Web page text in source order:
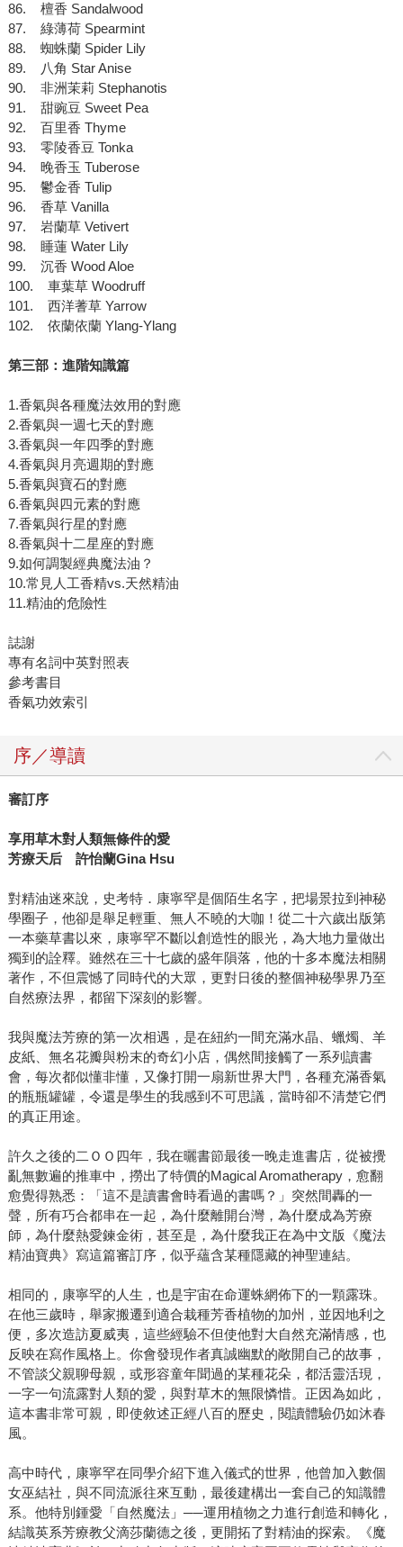
86. 檀香 Sandalwood
87. 綠薄荷 Spearmint
88. 蜘蛛蘭 Spider Lily
89. 八角 Star Anise
90. 非洲茉莉 Stephanotis
91. 甜豌豆 Sweet Pea
92. 百里香 Thyme
93. 零陵香豆 Tonka
94. 晚香玉 Tuberose
95. 鬱金香 Tulip
96. 香草 Vanilla
97. 岩蘭草 Vetivert
98. 睡蓮 Water Lily
99. 沉香 Wood Aloe
100. 車葉草 Woodruff
101. 西洋蓍草 Yarrow
102. 依蘭依蘭 Ylang-Ylang
第三部：進階知識篇
1.香氣與各種魔法效用的對應
2.香氣與一週七天的對應
3.香氣與一年四季的對應
4.香氣與月亮週期的對應
5.香氣與寶石的對應
6.香氣與四元素的對應
7.香氣與行星的對應
8.香氣與十二星座的對應
9.如何調製經典魔法油？
10.常見人工香精vs.天然精油
11.精油的危險性
誌謝
專有名詞中英對照表
參考書目
香氣功效索引
序／導讀
審訂序
享用草木對人類無條件的愛
芳療天后 許怡蘭Gina Hsu
對精油迷來說，史考特．康寧罕是個陌生名字，把場景拉到神秘
學圈子，他卻是舉足輕重、無人不曉的大咖！從二十六歲出版第
一本藥草書以來，康寧罕不斷以創造性的眼光，為大地力量做出
獨到的詮釋。雖然在三十七歲的盛年隕落，他的十多本魔法相關
著作，不但震憾了同時代的大眾，更對日後的整個神秘學界乃至
自然療法界，都留下深刻的影響。
我與魔法芳療的第一次相遇，是在紐約一間充滿水晶、蠟燭、羊
皮紙、無名花瓣與粉末的奇幻小店，偶然間接觸了一系列讀書
會，每次都似懂非懂，又像打開一扇新世界大門，各種充滿香氣
的瓶瓶罐罐，令還是學生的我感到不可思議，當時卻不清楚它們
的真正用途。
許久之後的二ＯＯ四年，我在曬書節最後一晚走進書店，從被攪
亂無數遍的推車中，撈出了特價的Magical Aromatherapy，愈翻
愈覺得熟悉：「這不是讀書會時看過的書嗎？」突然間轟的一
聲，所有巧合都串在一起，為什麼離開台灣，為什麼成為芳療
師，為什麼熱愛鍊金術，甚至是，為什麼我正在為中文版《魔法
精油寶典》寫這篇審訂序，似乎蘊含某種隱藏的神聖連結。
相同的，康寧罕的人生，也是宇宙在命運蛛網佈下的一顆露珠。
在他三歲時，舉家搬遷到適合栽種芳香植物的加州，並因地利之
便，多次造訪夏威夷，這些經驗不但使他對大自然充滿情感，也
反映在寫作風格上。你會發現作者真誠幽默的敞開自己的故事，
不管談父親聊母親，或形容童年聞過的某種花朵，都活靈活現，
一字一句流露對人類的愛，與對草木的無限憐惜。正因為如此，
這本書非常可親，即使敘述正經八百的歷史，閱讀體驗仍如沐春
風。
高中時代，康寧罕在同學介紹下進入儀式的世界，他曾加入數個
女巫結社，與不同流派往來互動，最後建構出一套自己的知識體
系。他特別鍾愛「自然魔法」──運用植物之力進行創造和轉化，
結識英系芳療教父滴莎蘭德之後，更開拓了對精油的探索。《魔